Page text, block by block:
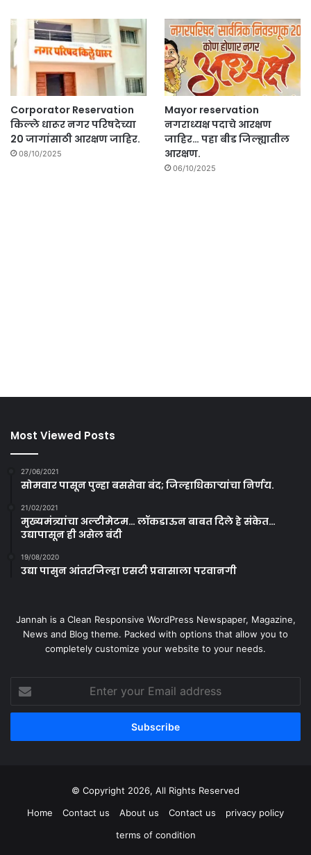
Corporator Reservation
किल्ले धारूर नगर परिषदेच्या
20 जागांसाठी आरक्षण जाहिर.
08/10/2025
Mayor reservation
नगराध्यक्ष पदाचे आरक्षण
जाहिर… पहा बीड जिल्ह्यातील
आरक्षण.
06/10/2025
Most Viewed Posts
27/06/2021
सोमवार पासून पुन्हा बससेवा बंद; जिल्हाधिकाऱ्यांचा निर्णय.
21/02/2021
मुख्यमंत्र्यांचा अल्टीमेटम… लॉकडाऊन बाबत दिले हे संकेत…
उद्यापासून ही असेल बंदी
19/08/2020
उद्या पासुन आंतरजिल्हा एसटी प्रवासाला परवानगी
Jannah is a Clean Responsive WordPress Newspaper, Magazine,
News and Blog theme. Packed with options that allow you to
completely customize your website to your needs.
your
Email
© Copyright 2026, All Rights Reserved
Home
Contact us About us Contact us
privacy policy
terms of condition